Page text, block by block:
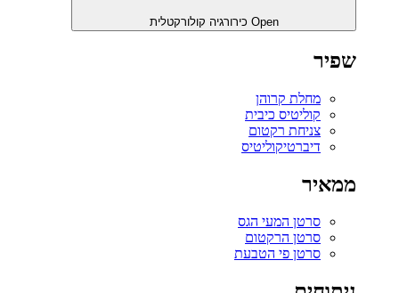
Open כירורגיה קולורקטלית
שפיר
מחלת קרוהן
קוליטיס כיבית
צניחת רקטום
דיברטיקוליטיס
ממאיר
סרטן המעי הגס
סרטן הרקטום
סרטן פי הטבעת